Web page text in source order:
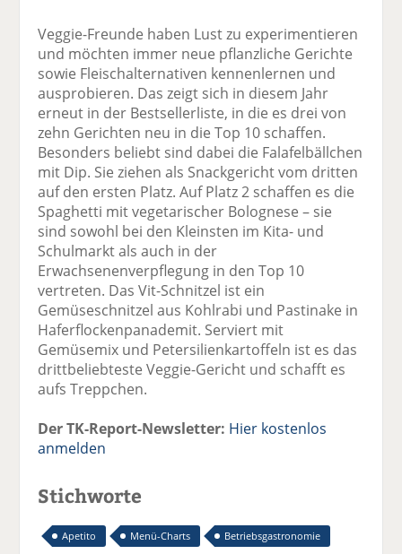
Veggie-Freunde haben Lust zu experimentieren
und möchten immer neue pflanzliche Gerichte
sowie Fleischalternativen kennenlernen und
ausprobieren. Das zeigt sich in diesem Jahr
erneut in der Bestsellerliste, in die es drei von
zehn Gerichten neu in die Top 10 schaffen.
Besonders beliebt sind dabei die Falafelbällchen
mit Dip. Sie ziehen als Snackgericht vom dritten
auf den ersten Platz. Auf Platz 2 schaffen es die
Spaghetti mit vegetarischer Bolognese – sie
sind sowohl bei den Kleinsten im Kita- und
Schulmarkt als auch in der
Erwachsenenverpflegung in den Top 10
vertreten. Das Vit-Schnitzel ist ein
Gemüseschnitzel aus Kohlrabi und Pastinake in
Haferflockenpanademit. Serviert mit
Gemüsemix und Petersilienkartoffeln ist es das
drittbeliebteste Veggie-Gericht und schafft es
aufs Treppchen.
Der TK-Report-Newsletter: Hier kostenlos
anmelden
Stichworte
Apetito Menü-Charts Betriebsgastronomie